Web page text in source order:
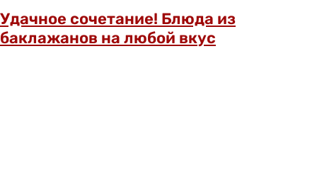
Удачное сочетание! Блюда из
баклажанов на любой вкус